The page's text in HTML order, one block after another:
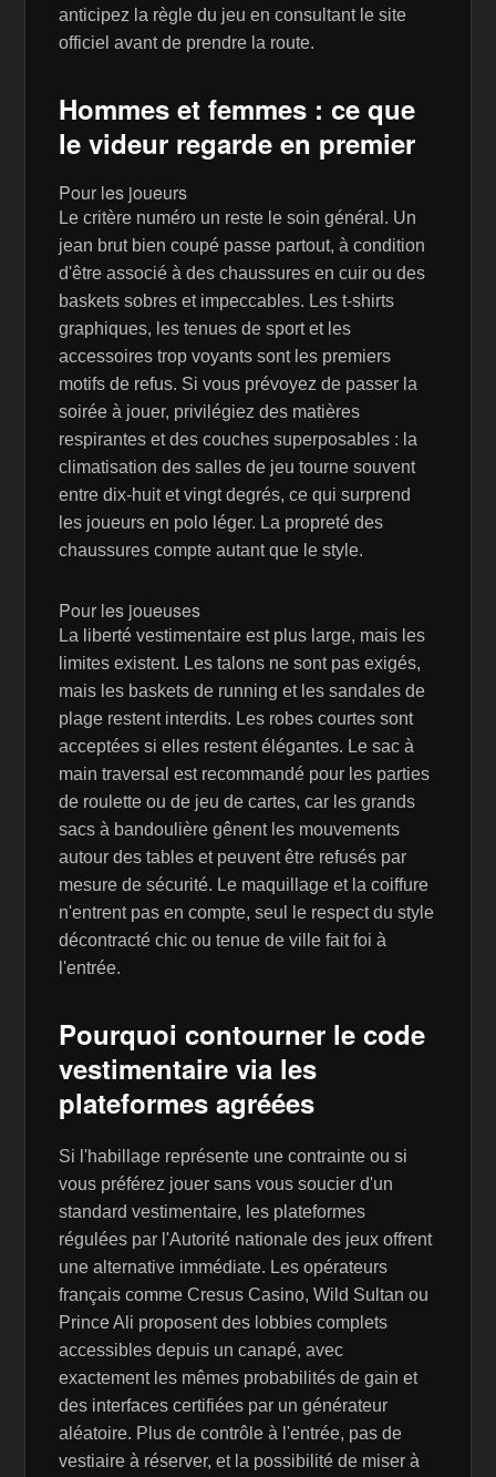
anticipez la règle du jeu en consultant le site
officiel avant de prendre la route.
Hommes et femmes : ce que
le videur regarde en premier
Pour les joueurs
Le critère numéro un reste le soin général. Un
jean brut bien coupé passe partout, à condition
d'être associé à des chaussures en cuir ou des
baskets sobres et impeccables. Les t-shirts
graphiques, les tenues de sport et les
accessoires trop voyants sont les premiers
motifs de refus. Si vous prévoyez de passer la
soirée à jouer, privilégiez des matières
respirantes et des couches superposables : la
climatisation des salles de jeu tourne souvent
entre dix-huit et vingt degrés, ce qui surprend
les joueurs en polo léger. La propreté des
chaussures compte autant que le style.
Pour les joueuses
La liberté vestimentaire est plus large, mais les
limites existent. Les talons ne sont pas exigés,
mais les baskets de running et les sandales de
plage restent interdits. Les robes courtes sont
acceptées si elles restent élégantes. Le sac à
main traversal est recommandé pour les parties
de roulette ou de jeu de cartes, car les grands
sacs à bandoulière gênent les mouvements
autour des tables et peuvent être refusés par
mesure de sécurité. Le maquillage et la coiffure
n'entrent pas en compte, seul le respect du style
décontracté chic ou tenue de ville fait foi à
l'entrée.
Pourquoi contourner le code
vestimentaire via les
plateformes agréées
Si l'habillage représente une contrainte ou si
vous préférez jouer sans vous soucier d'un
standard vestimentaire, les plateformes
régulées par l'Autorité nationale des jeux offrent
une alternative immédiate. Les opérateurs
français comme Cresus Casino, Wild Sultan ou
Prince Ali proposent des lobbies complets
accessibles depuis un canapé, avec
exactement les mêmes probabilités de gain et
des interfaces certifiées par un générateur
aléatoire. Plus de contrôle à l'entrée, pas de
vestiaire à réserver, et la possibilité de miser à